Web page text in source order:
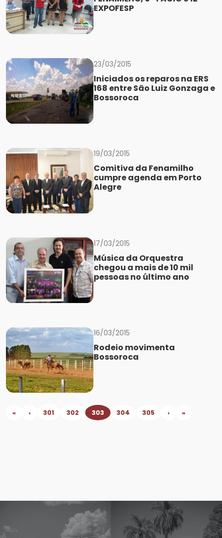
EXPOFESP
23/03/2015
Iniciados os reparos na ERS
168 entre São Luiz Gonzaga e
Bossoroca
19/03/2015
Comitiva da Fenamilho
cumpre agenda em Porto
Alegre
17/03/2015
Música da Orquestra
chegou a mais de 10 mil
pessoas no último ano
16/03/2015
Rodeio movimenta
Bossoroca
« ‹ 301 302 303 304 305 › »